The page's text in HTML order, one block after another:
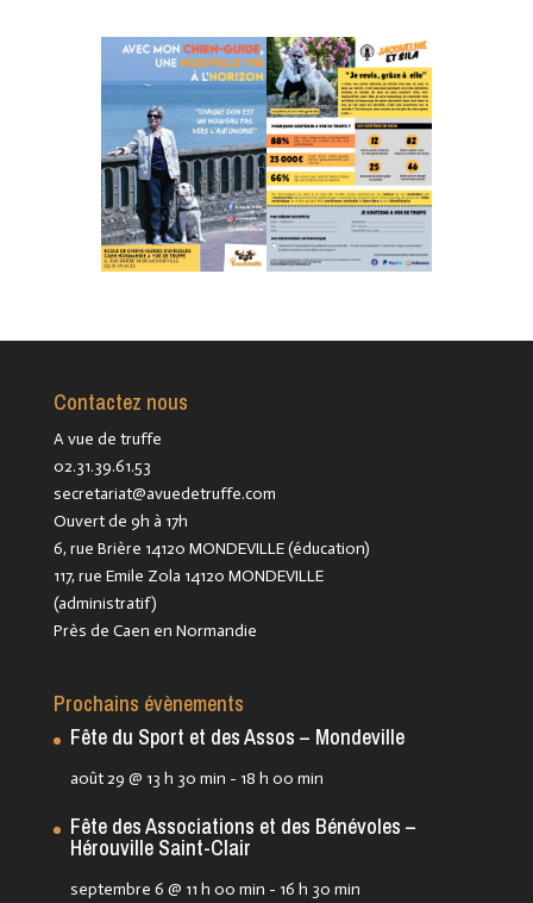
Contactez nous
A vue de truffe
02.31.39.61.53
secretariat@avuedetruffe.com
Ouvert de 9h à 17h
6, rue Brière 14120 MONDEVILLE (éducation)
117, rue Emile Zola 14120 MONDEVILLE
(administratif)
Près de Caen en Normandie
Prochains évènements
Fête du Sport et des Assos – Mondeville
août 29 @ 13 h 30 min - 18 h 00 min
Fête des Associations et des Bénévoles –
Hérouville Saint-Clair
septembre 6 @ 11 h 00 min - 16 h 30 min